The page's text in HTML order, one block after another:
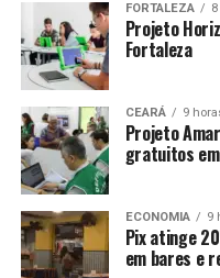
FORTALEZA
Projeto
Fortaleza
CEARÁ 9
Projeto
gratuitos
ECONOMIA 9
Pix atinge
em bares e